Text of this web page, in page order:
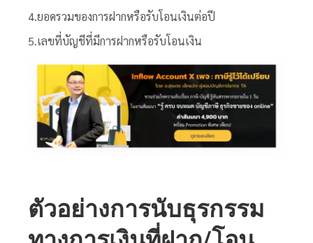
4.ยอดรวมของการฝากหรือรับโอนเงินต่อปี
5.เลขที่บัญชีที่มีการฝากหรือรับโอนเงิน
ตัวอย่างการนับธุรกรรม